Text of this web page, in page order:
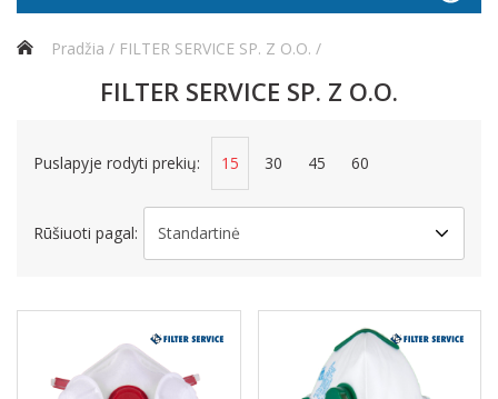
Pradžia FILTER SERVICE SP. Z O.O.
FILTER SERVICE SP. Z O.O.
Puslapyje rodyti prekių: 15 30 45 60
Rūšiuoti pagal: